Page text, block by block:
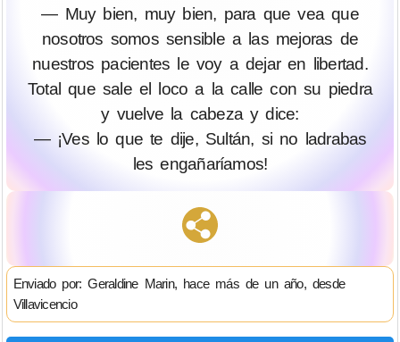
— Muy bien, muy bien, para que vea que
nosotros somos sensible a las mejoras de
nuestros pacientes le voy a dejar en libertad.
Total que sale el loco a la calle con su piedra
y vuelve la cabeza y dice:
— ¡Ves lo que te dije, Sultán, si no ladrabas
les engañaríamos!
Enviado por: Geraldine Marin, hace más de un año, desde
Villavicencio